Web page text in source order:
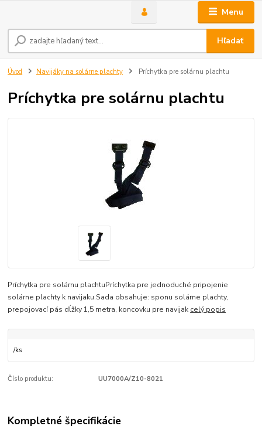
Menu
Hľadať
Úvod Navijáky na solárne plachty Príchytka pre solárnu plachtu
Príchytka pre solárnu plachtu
Príchytka pre solárnu plachtuPríchytka pre jednoduché pripojenie
solárne plachty k navijaku.Sada obsahuje: sponu solárne plachty,
prepojovací pás dĺžky 1,5 metra, koncovku pre navijak celý popis
/ks
Číslo produktu: UU7000A/Z10-8021
Kompletné špecifikácie